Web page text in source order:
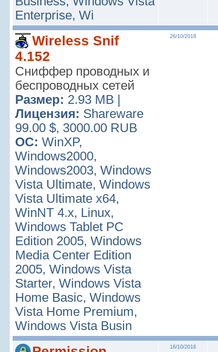
Enterprise, Wi
Wireless Snif
4.152
Сниффер проводных и
беспроводных сетей
Размер: 2.93 MB |
Лицензия: Shareware
99.00 $, 3000.00 RUB
ОС: WinXP,
Windows2000,
Windows2003, Windows
Vista Ultimate, Windows
Vista Ultimate x64,
WinNT 4.x, Linux,
Windows Tablet PC
Edition 2005, Windows
Media Center Edition
2005, Windows Vista
Starter, Windows Vista
Home Basic, Windows
Vista Home Premium,
Windows Vista Busin
26/10/2018
16/10/2016